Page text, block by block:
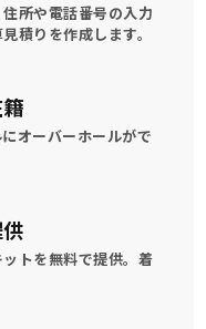
住所や電話番号の入力
積りを作成します。
オーバーホールがで
トを無料で提供。 着